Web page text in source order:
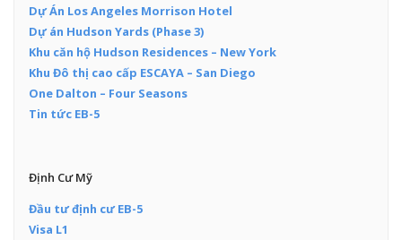
Dự Án Los Angeles Morrison Hotel
Dự án Hudson Yards (Phase 3)
Khu căn hộ Hudson Residences – New York
Khu Đô thị cao cấp ESCAYA – San Diego
One Dalton – Four Seasons
Tin tức EB-5
Định Cư Mỹ
Đầu tư định cư EB-5
Visa L1